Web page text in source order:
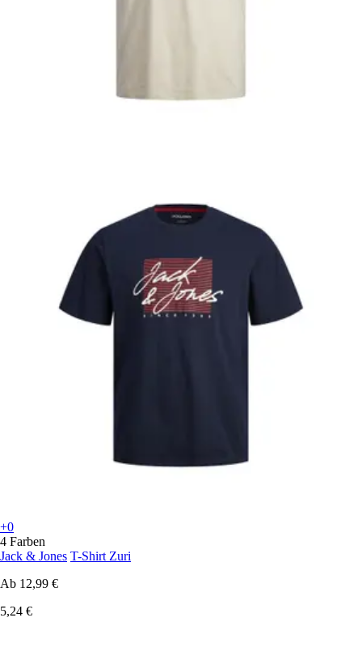
+0
4 Farben
Jack & Jones T-Shirt Zuri
Ab 12,99 €
5,24 €